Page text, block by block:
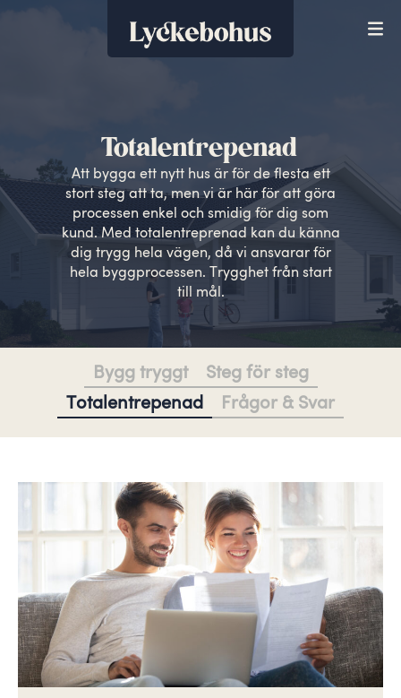
Totalentrepenad
Att bygga ett nytt hus är för de flesta ett
stort steg att ta, men vi är här för att göra
processen enkel och smidig för dig som
kund. Med totalentreprenad kan du känna
dig trygg hela vägen, då vi ansvarar för
hela byggprocessen. Trygghet från start
till mål.
Bygg tryggt
Steg för steg
Totalentrepenad
Frågor & Svar